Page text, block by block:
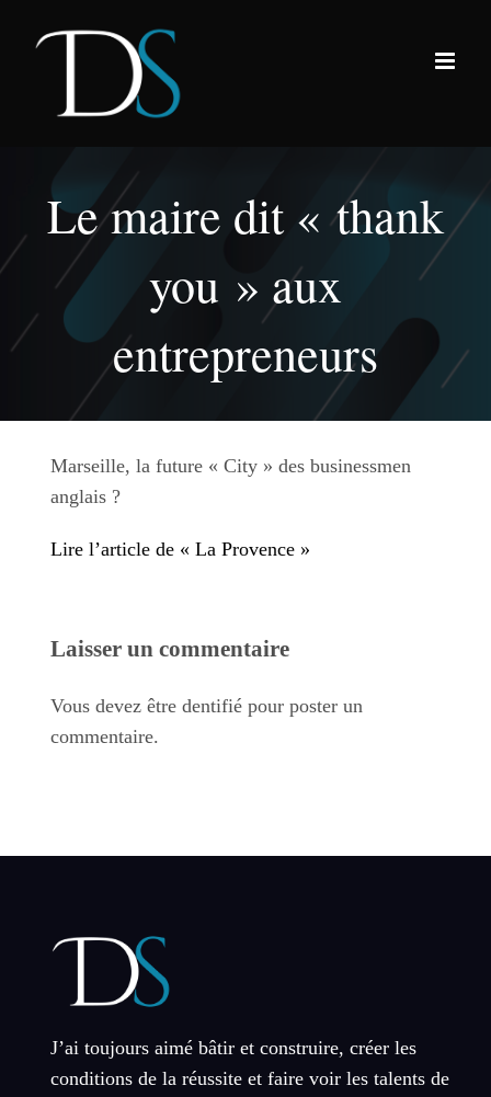
Le maire dit « thank
you » aux
entrepreneurs
Marseille, la future « City » des businessmen
anglais ?
Lire l’article de « La Provence »
Laisser un commentaire
Vous devez être dentifié pour poster un
commentaire.
J’ai toujours aimé bâtir et construire, créer les
conditions de la réussite et faire voir les talents de